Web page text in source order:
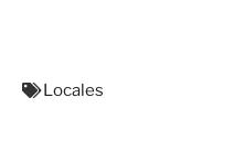
Locales